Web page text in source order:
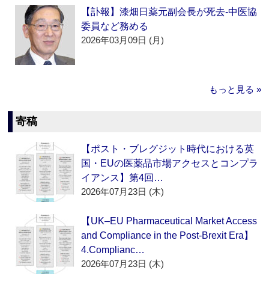
【訃報】漆畑日薬元副会長が死去‐中医協
委員など務める
2026年03月09日 (月)
もっと見る »
寄稿
【ポスト・ブレグジット時代における英
国・EUの医薬品市場アクセスとコンプラ
イアンス】第4回…
2026年07月23日 (木)
【UK–EU Pharmaceutical Market Access
and Compliance in the Post-Brexit Era】
4.Complianc…
2026年07月23日 (木)